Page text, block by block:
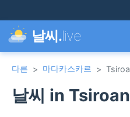
날씨.live
다른 > 마다카스카르 >
날씨 in